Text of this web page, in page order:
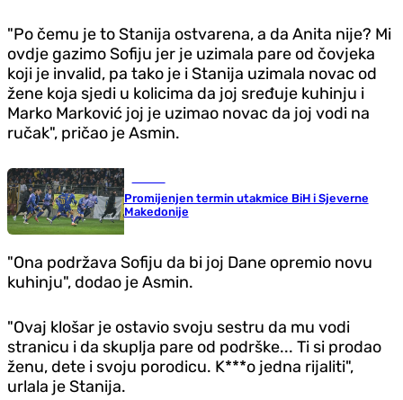
"Po čemu je to Stanija ostvarena, a da Anita nije? Mi
ovdje gazimo Sofiju jer je uzimala pare od čovjeka
koji je invalid, pa tako je i Stanija uzimala novac od
žene koja sjedi u kolicima da joj sređuje kuhinju i
Marko Marković joj je uzimao novac da joj vodi na
ručak", pričao je Asmin.
Promijenjen termin utakmice BiH i Sjeverne
Makedonije
"Ona podržava Sofiju da bi joj Dane opremio novu
kuhinju", dodao je Asmin.
"Ovaj klošar je ostavio svoju sestru da mu vodi
stranicu i da skuplja pare od podrške... Ti si prodao
ženu, dete i svoju porodicu. K***o jedna rijaliti",
urlala je Stanija.